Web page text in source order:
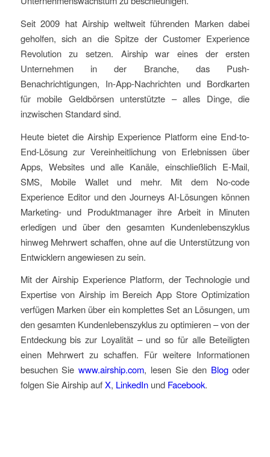
Seit 2009 hat Airship weltweit führenden Marken dabei
geholfen, sich an die Spitze der Customer Experience
Revolution zu setzen. Airship war eines der ersten
Unternehmen in der Branche, das Push-
Benachrichtigungen, In-App-Nachrichten und Bordkarten
für mobile Geldbörsen unterstützte – alles Dinge, die
inzwischen Standard sind.
Heute bietet die Airship Experience Platform eine End-to-
End-Lösung zur Vereinheitlichung von Erlebnissen über
Apps, Websites und alle Kanäle, einschließlich E-Mail,
SMS, Mobile Wallet und mehr. Mit dem No-code
Experience Editor und den Journeys AI-Lösungen können
Marketing- und Produktmanager ihre Arbeit in Minuten
erledigen und über den gesamten Kundenlebenszyklus
hinweg Mehrwert schaffen, ohne auf die Unterstützung von
Entwicklern angewiesen zu sein.
Mit der Airship Experience Platform, der Technologie und
Expertise von Airship im Bereich App Store Optimization
verfügen Marken über ein komplettes Set an Lösungen, um
den gesamten Kundenlebenszyklus zu optimieren – von der
Entdeckung bis zur Loyalität – und so für alle Beteiligten
einen Mehrwert zu schaffen. Für weitere Informationen
besuchen Siewww.airship.com, lesen Sie den Blogoder
folgen Sie Airship aufX, LinkedInund Facebook.